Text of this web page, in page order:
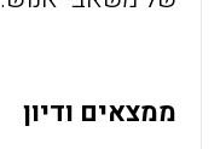
ממצאים ודיון